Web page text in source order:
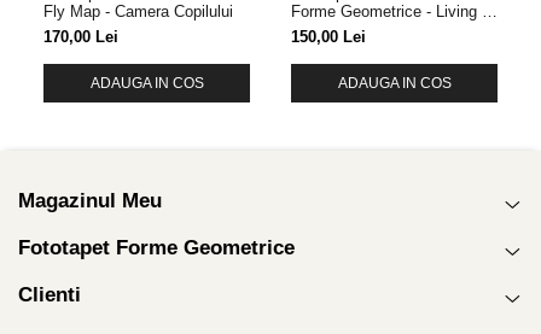
Fly Map - Camera Copilului
170,00 Lei
ADAUGA IN COS
Forme Geometrice - Living &
Dormitor
150,00 Lei
ADAUGA IN COS
Magazinul Meu
Fototapet Forme Geometrice
Clienti